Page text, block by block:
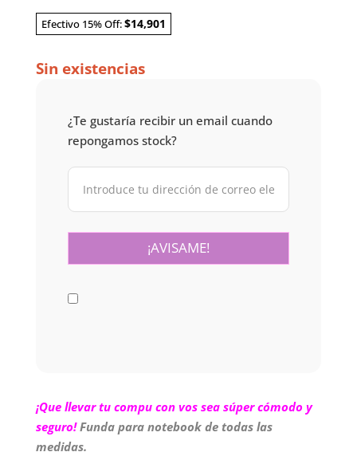
Efectivo 15% Off:$14,901
Sin existencias
¿Te gustaría recibir un email cuando
repongamos stock?
¡Que llevar tu compu con vos sea súper cómodo y
seguro! Funda para notebook de todas las
medidas.